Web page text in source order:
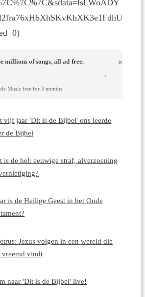
millions of songs, all ad-free.
Music free for 3 months.
×
→
vijf jaar 'Dit is de Bijbel' ons leerde
de Bijbel
is de hel: eeuwige straf, alverzoening
is de Heilige Geest in het Oude
Jezus volgen in een wereld die
vreemd vindt
naar 'Dit is de Bijbel' live!